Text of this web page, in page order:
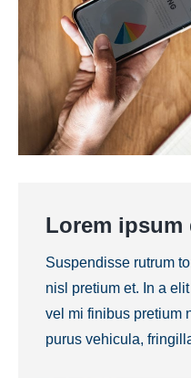
Lorem ipsum
Suspendisse rutrum
nisl pretium et. In a
vel mi finibus pretium
purus vehicula,